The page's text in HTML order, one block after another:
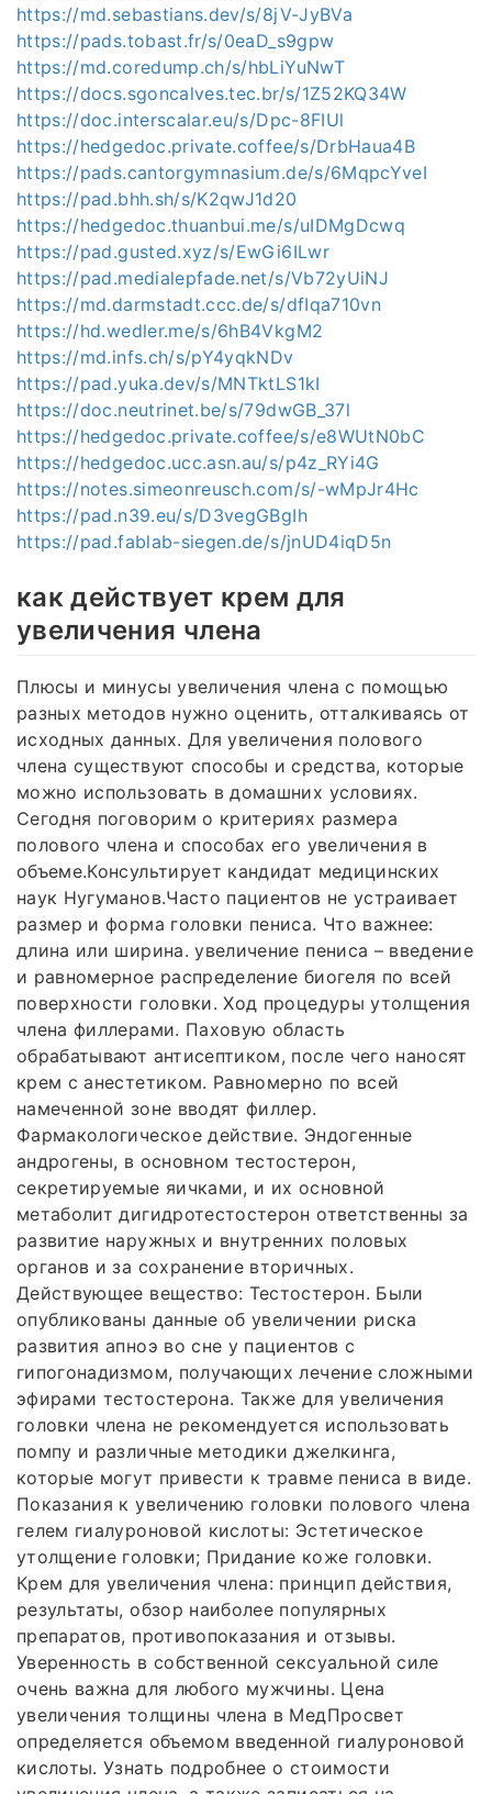
https://md.sebastians.dev/s/8jV-JyBVa
https://pads.tobast.fr/s/0eaD_s9gpw
https://md.coredump.ch/s/hbLiYuNwT
https://docs.sgoncalves.tec.br/s/1Z52KQ34W
https://doc.interscalar.eu/s/Dpc-8FIUl
https://hedgedoc.private.coffee/s/DrbHaua4B
https://pads.cantorgymnasium.de/s/6MqpcYveI
https://pad.bhh.sh/s/K2qwJ1d20
https://hedgedoc.thuanbui.me/s/uIDMgDcwq
https://pad.gusted.xyz/s/EwGi6ILwr
https://pad.medialepfade.net/s/Vb72yUiNJ
https://md.darmstadt.ccc.de/s/dfIqa710vn
https://hd.wedler.me/s/6hB4VkgM2
https://md.infs.ch/s/pY4yqkNDv
https://pad.yuka.dev/s/MNTktLS1kI
https://doc.neutrinet.be/s/79dwGB_37l
https://hedgedoc.private.coffee/s/e8WUtN0bC
https://hedgedoc.ucc.asn.au/s/p4z_RYi4G
https://notes.simeonreusch.com/s/-wMpJr4Hc
https://pad.n39.eu/s/D3vegGBgIh
https://pad.fablab-siegen.de/s/jnUD4iqD5n
как действует крем для
увеличения члена
Плюсы и минусы увеличения члена с помощью
разных методов нужно оценить, отталкиваясь от
исходных данных. Для увеличения полового
члена существуют способы и средства, которые
можно использовать в домашних условиях.
Сегодня поговорим о критериях размера
полового члена и способах его увеличения в
объеме.Консультирует кандидат медицинских
наук Нугуманов.Часто пациентов не устраивает
размер и форма головки пениса. Что важнее:
длина или ширина. увеличение пениса – введение
и равномерное распределение биогеля по всей
поверхности головки. Ход процедуры утолщения
члена филлерами. Паховую область
обрабатывают антисептиком, после чего наносят
крем с анестетиком. Равномерно по всей
намеченной зоне вводят филлер.
Фармакологическое действие. Эндогенные
андрогены, в основном тестостерон,
секретируемые яичками, и их основной
метаболит дигидротестостерон ответственны за
развитие наружных и внутренних половых
органов и за сохранение вторичных.
Действующее вещество: Тестостерон. Были
опубликованы данные об увеличении риска
развития апноэ во сне у пациентов с
гипогонадизмом, получающих лечение сложными
эфирами тестостерона. Также для увеличения
головки члена не рекомендуется использовать
помпу и различные методики джелкинга,
которые могут привести к травме пениса в виде.
Показания к увеличению головки полового члена
гелем гиалуроновой кислоты: Эстетическое
утолщение головки; Придание коже головки.
Крем для увеличения члена: принцип действия,
результаты, обзор наиболее популярных
препаратов, противопоказания и отзывы.
Уверенность в собственной сексуальной силе
очень важна для любого мужчины. Цена
увеличения толщины члена в МедПросвет
определяется объемом введенной гиалуроновой
кислоты. Узнать подробнее о стоимости